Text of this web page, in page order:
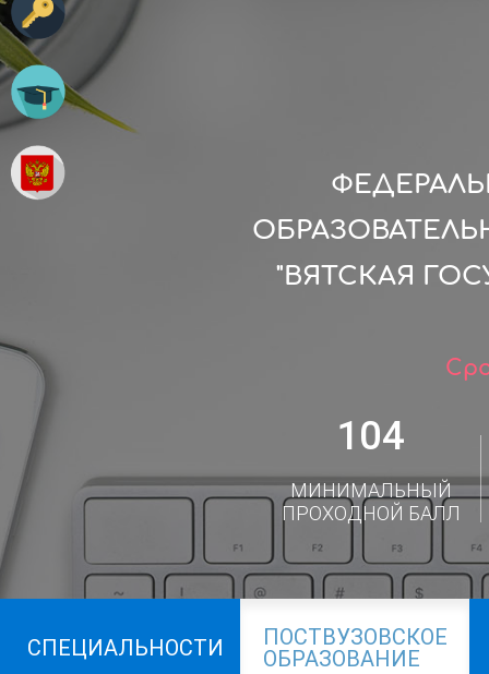
"ВЯТСКАЯ
104
МИНИМАЛЬНЫЙ
ПРОХОДНОЙ БАЛЛ
СПЕЦИАЛЬНОСТИ
ПОСТВУЗОВСКОЕ
ОБРАЗОВАНИЕ